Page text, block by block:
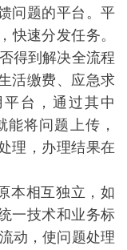
问题的平台。平
速分发任务。
得到解决全流程
活缴费、应急求
台，通过其中
将问题上传，
理，办理结果在
本相互独立，如
一技术和业务标
动，使问题处理